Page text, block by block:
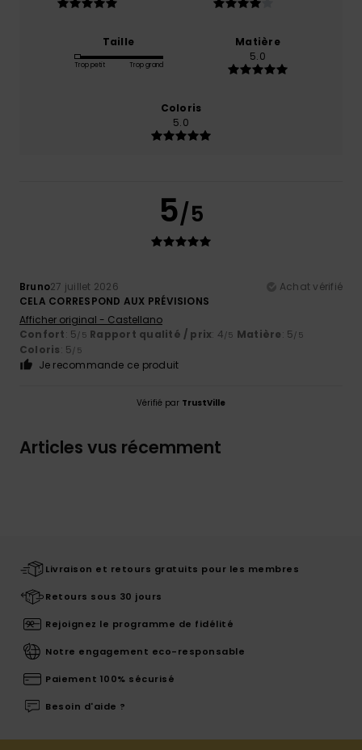
Taille
Trop petit Trop grand
Matière
5.0
Coloris
5.0
5/5
Bruno27 juillet 2026
Achat vérifié
CELA CORRESPOND AUX PRÉVISIONS
Afficher original - Castellano
Confort: 5/5 Rapport qualité / prix: 4/5 Matière: 5/5
Coloris: 5/5
Je recommande ce produit
Vérifié par TrustVille
Articles vus récemment
Livraison et retours gratuits pour les membres
Retours sous 30 jours
Rejoignez le programme de fidélité
Notre engagement eco-responsable
Paiement 100% sécurisé
Besoin d'aide ?